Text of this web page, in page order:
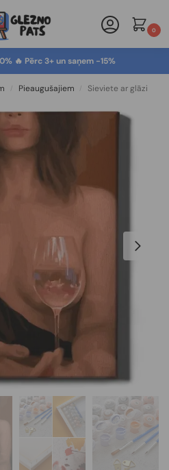
0
🔥 Pērc 3+ un saņem -15%
/ Pieaugušajiem / Sieviete ar glāzi